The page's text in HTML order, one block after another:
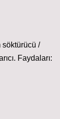
söktürücü /
Faydaları: